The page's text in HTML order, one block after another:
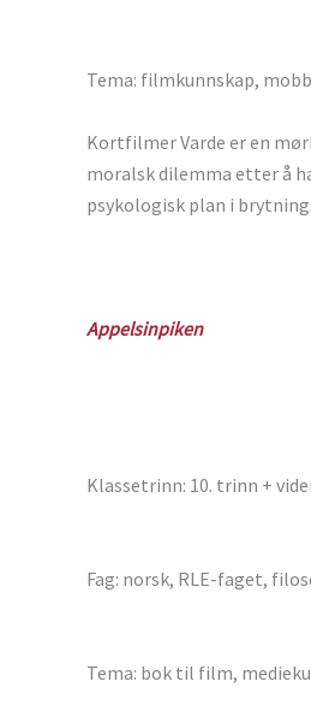
Tema: filmkunnskap,
Kortfilmer Varde er en
moralsk dilemma etter å
psykologisk plan i
Appelsinpiken
Klassetrinn: 10. trinn +
Fag: norsk, RLE-faget,
Tema: bok til film,